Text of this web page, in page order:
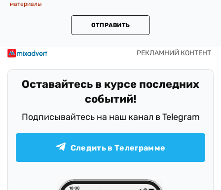
материалы
ОТПРАВИТЬ
Оставайтесь в курсе последних
событий!
Подписывайтесь на наш канал в Telegram
Следить в Телеграмме